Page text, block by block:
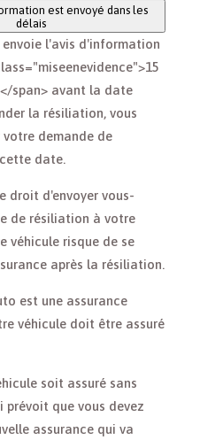
est envoyé dans les
délais
envoie l'avis d'information
span> avant la date
la résiliation, vous
votre demande de
date.
droit d'envoyer vous-
de résiliation à votre
véhicule risque de se
après la résiliation.
est une assurance
véhicule doit être assuré
soit assuré sans
que vous devez
assurance qui va